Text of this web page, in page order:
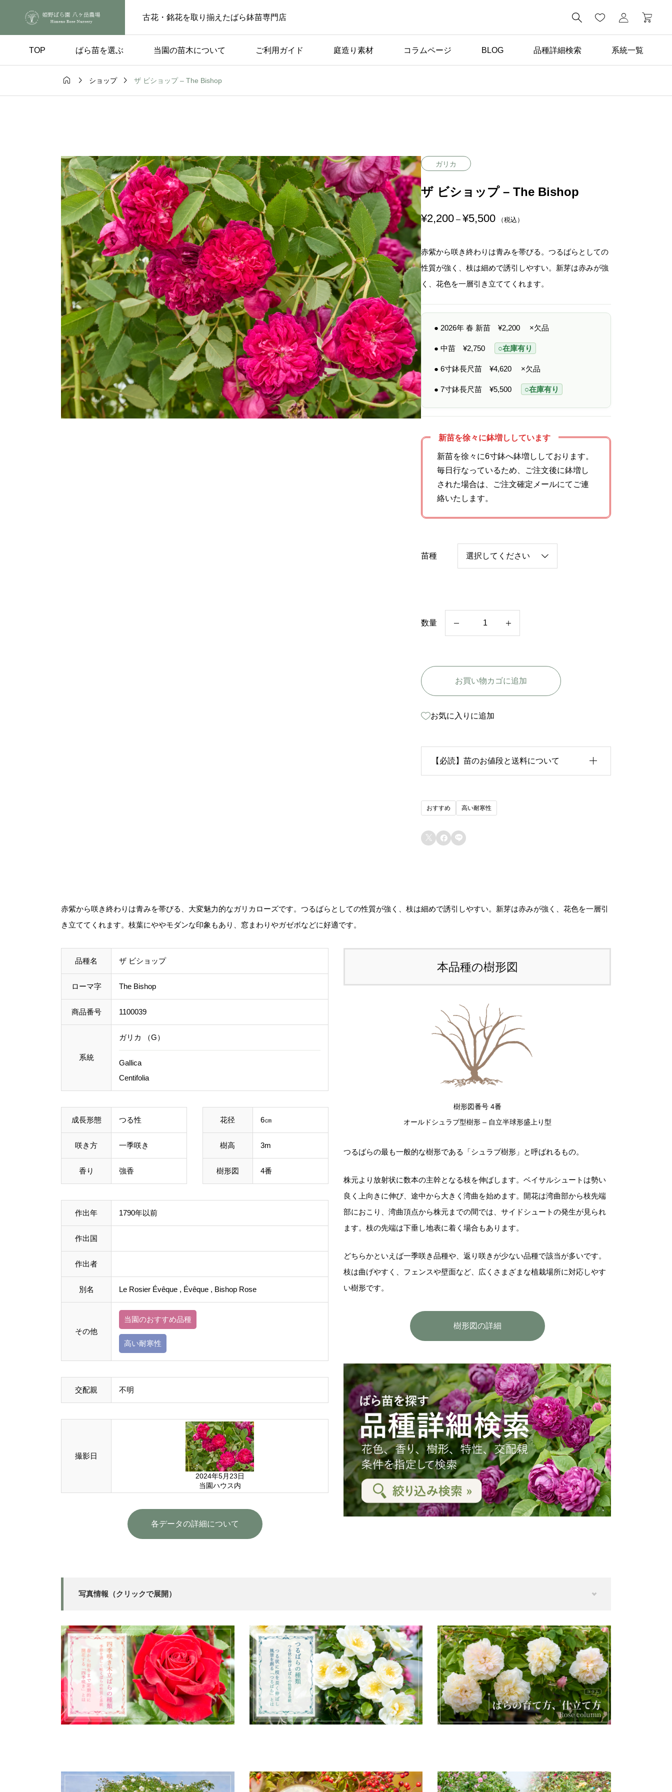
古花・銘花を取り揃えたばら鉢苗専門店 
TOP ばら苗を選ぶ 当園の苗木について ご利用ガイド 庭造り素材 コラムページ BLOG 品種詳細検索 系統一覧
れ 品種の選び方 ばら苗の手入れ ばら苗の手入れ
  ショップ  ザ ビショップ – The Bishop
ガリカ
ザ ビショップ – The Bishop
¥2,200 – ¥5,500価
格
¥
2
,
2
0
0
¥
5
5
0
（税込）
赤紫から咲き終わりは青みを帯びる。つるばらとしての
性質が強く、枝は細めで誘引しやすい。新芽は赤みが強
く、花色を一層引き立ててくれます。
● 2026年 春 新苗 ¥2,200 ×欠品
● 中苗 ¥2,750 ○在庫有り
● 6寸鉢長尺苗 ¥4,620 ×欠品
● 7寸鉢長尺苗 ¥5,500 ○在庫有り
新苗を徐々に鉢増ししています
新苗を徐々に6寸鉢へ鉢増ししております。
毎日行なっているため、ご注文後に鉢増し
された場合は、ご注文確定メールにてご連
絡いたします。
苗種
数量
ビ
ョ
ッ
プ
-
h
e
B
s
お買い物カゴに追加
お気に入りに追加
【必読】苗のお値段と送料について
苗のお値段は「概算価格」
します。送料等に不都合ございましたら、メー
事前のお見積もりがご希望の場合は「お問い合
わせフォーム」よりご連絡をお願いいたしま
す。
おすすめ 高い耐寒性
  
赤紫から咲き終わりは青みを帯びる、大変魅力的なガリカローズです。つるばらとしての性質が強く、枝は細めで誘引しやすい。新芽は赤みが強く、花色を一層引
き立ててくれます。枝葉にややモダンな印象もあり、窓まわりやガゼボなどに好適です。
品種名 ザ ビショップ
ローマ字 The Bishop
商品番号 1100039
系統
ガリカ （G）
Gallica
Centifolia
成長形態 つる性
咲き方 一季咲き
香り 強香
花径 6㎝
樹高 3m
樹形図 4番
作出年 1790年以前
作出国
作出者
別名 Le Rosier Évêque , Évêque , Bishop Rose
その他
当園のおすすめ品種
高い耐寒性
交配親 不明
撮影日
2024年5月23日
当園ハウス内
各データの詳細について
本品種の樹形図
樹形図番号 4番
オールドシュラブ型樹形 – 自立半球形盛上り型
つるばらの最も一般的な樹形である「シュラブ樹形」と呼ばれるもの。
株元より放射状に数本の主幹となる枝を伸ばします。ベイサルシュートは勢い
良く上向きに伸び、途中から大きく湾曲を始めます。開花は湾曲部から枝先端
部におこり、湾曲頂点から株元までの間では、サイドシュートの発生が見られ
ます。枝の先端は下垂し地表に着く場合もあります。
どちらかといえば一季咲き品種や、返り咲きが少ない品種で該当が多いです。
枝は曲げやすく、フェンスや壁面など、広くさまざまな植栽場所に対応しやす
い樹形です。
樹形図の詳細
写真情報（クリックで展開）